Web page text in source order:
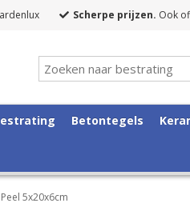
Scherpe prijzen. Ook
Betontegels
5x20x6cm